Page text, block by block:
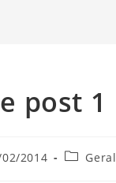
post 1
2014 Geral